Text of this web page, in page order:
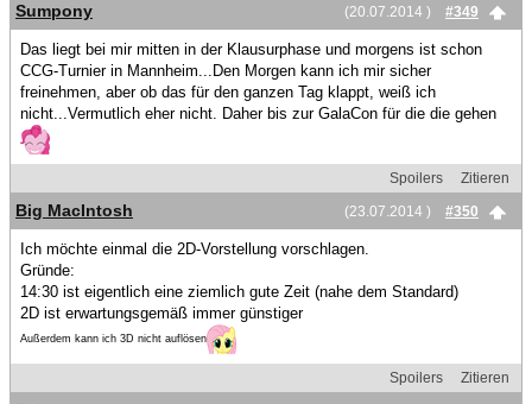
(20.07.2014 )
#349
Sumpony
Das liegt bei mir mitten in der Klausurphase und morgens ist schon
CCG-Turnier in Mannheim...Den Morgen kann ich mir sicher
freinehmen, aber ob das für den ganzen Tag klappt, weiß ich
nicht...Vermutlich eher nicht. Daher bis zur GalaCon für die die gehen
Spoilers
Zitieren
(23.07.2014 )
#350
Big MacIntosh
Ich möchte einmal die 2D-Vorstellung vorschlagen.
Gründe:
14:30 ist eigentlich eine ziemlich gute Zeit (nahe dem Standard)
2D ist erwartungsgemäß immer günstiger
Außerdem kann ich 3D nicht auflösen
Spoilers
Zitieren